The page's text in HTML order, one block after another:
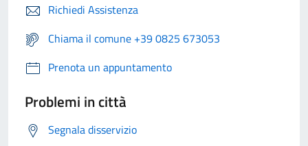
Richiedi Assistenza
Chiama il comune +39 0825 673053
Prenota un appuntamento
Problemi in città
Segnala disservizio